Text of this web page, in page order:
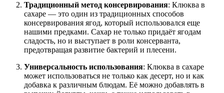
Традиционный метод консервирования: Клюква в
сахаре — это один из традиционных способов
консервирования ягод, который использовался еще
нашими предками. Сахар не только придаёт ягодам
сладость, но и выступает в роли консерванта,
предотвращая развитие бактерий и плесени.
Универсальность использования: Клюква в сахаре
может использоваться не только как десерт, но и как
добавка к различным блюдам. Её можно добавлять в